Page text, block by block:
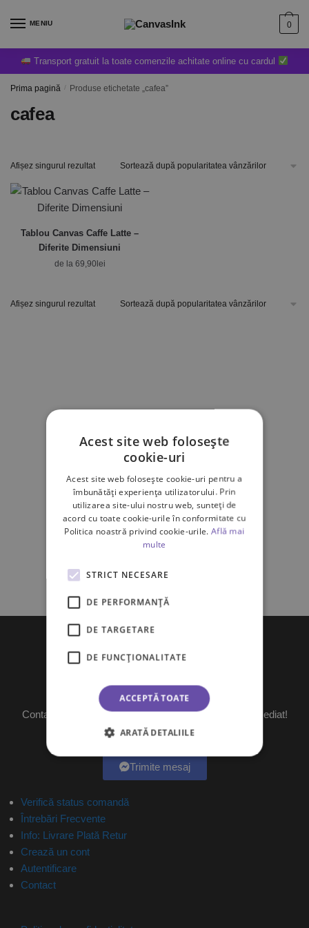
MENIU 0
Transport gratuit la toate comenzile achitate online cu cardul
Prima pagină / Produse etichetate „cafea”
cafea
Afișez singurul rezultat
Tablou Canvas Caffe Latte –
Diferite Dimensiuni
de la 69,90lei
Afișez singurul rezultat
Ai întrebări?
Contactează-ne pe messenger și îți vom raspunde imediat!
Program: L-V 09:00-18:00
Trimite mesaj
Verifică status comandă
Întrebări Frecvente
Info: Livrare Plată Retur
Crează un cont
Autentificare
Contact
Acest site web folosește
cookie-uri
Acest site web folosește cookie-uri pentru a
îmbunătăți experiența utilizatorului. Prin
utilizarea site-ului nostru web, sunteți de
acord cu toate cookie-urile în conformitate cu
Politica noastră privind cookie-urile.Află mai
multe
STRICT NECESARE
DE PERFORMANȚĂ
DE TARGETARE
DE FUNCŢIONALITATE
ACCEPTĂ TOATE
ARATĂ DETALIILE